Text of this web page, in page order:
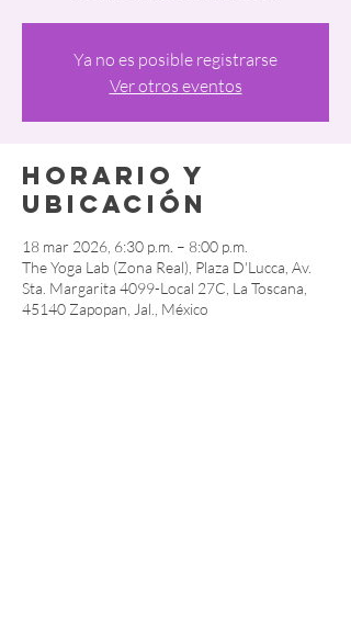
Ya no es posible registrarse
Ver otros eventos
Horario y
ubicación
18 mar 2026, 6:30 p.m. – 8:00 p.m.
The Yoga Lab (Zona Real), Plaza D'Lucca, Av.
Sta. Margarita 4099-Local 27C, La Toscana,
45140 Zapopan, Jal., México